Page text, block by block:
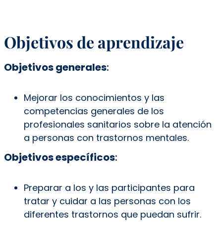
Objetivos de aprendizaje
Objetivos generales:
Mejorar los conocimientos y las
competencias generales de los
profesionales sanitarios sobre la atención
a personas con trastornos mentales.
Objetivos específicos:
Preparar a los y las participantes para
tratar y cuidar a las personas con los
diferentes trastornos que puedan sufrir.